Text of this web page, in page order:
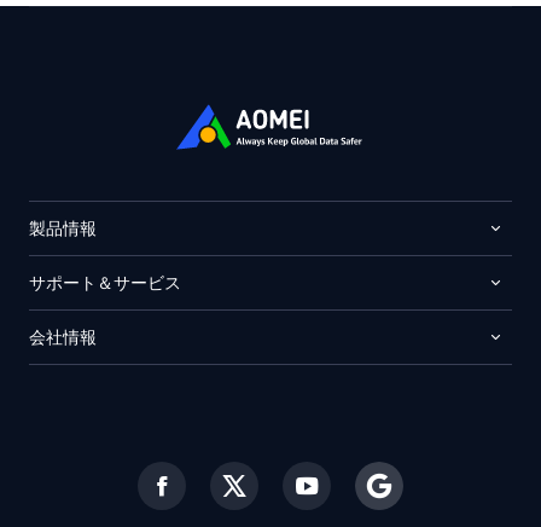
製品情報
サポート＆サービス
会社情報